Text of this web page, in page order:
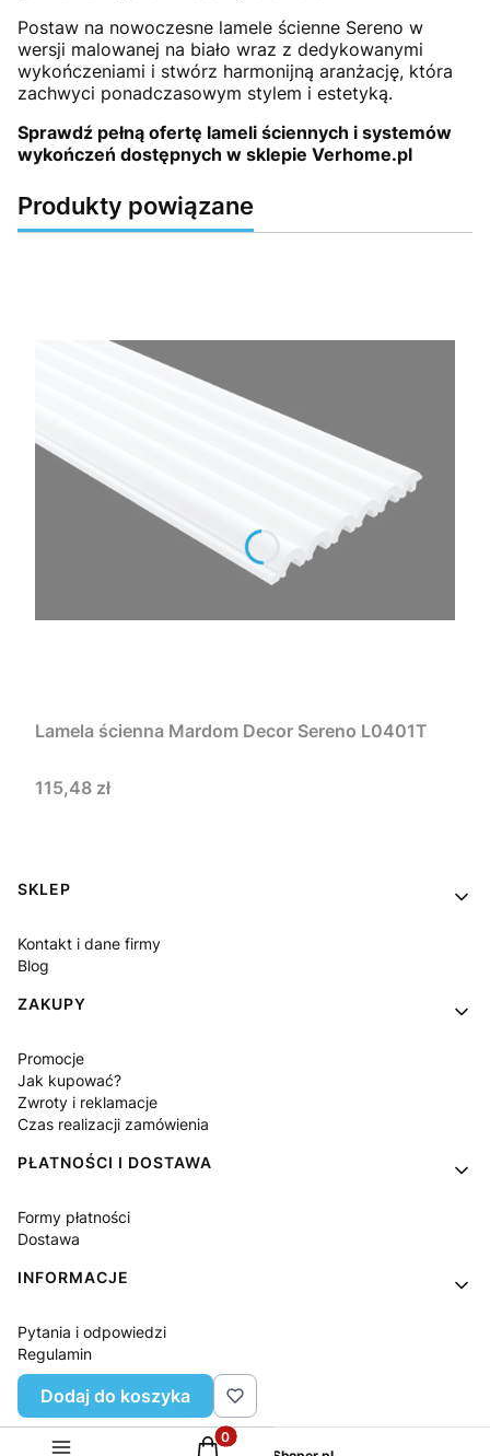
Postaw na nowoczesne lamele ścienne Sereno w
wersji malowanej na biało wraz z dedykowanymi
wykończeniami i stwórz harmonijną aranżację, która
zachwyci ponadczasowym stylem i estetyką.
Sprawdź pełną ofertę lameli ściennych i systemów
wykończeń dostępnych w sklepie Verhome.pl
Produkty powiązane
Lamela ścienna Mardom Decor Sereno L0401T
Cena
115,48 zł
Linki w stopce
SKLEP
Kontakt i dane firmy
Blog
ZAKUPY
Promocje
Jak kupować?
Zwroty i reklamacje
Czas realizacji zamówienia
PŁATNOŚCI I DOSTAWA
Formy płatności
Dostawa
INFORMACJE
Pytania i odpowiedzi
Regulamin
Polityka prywatności
Ustawienia plików cookies
Dodaj do koszyka
Produkty w koszyku: 0. Zobacz